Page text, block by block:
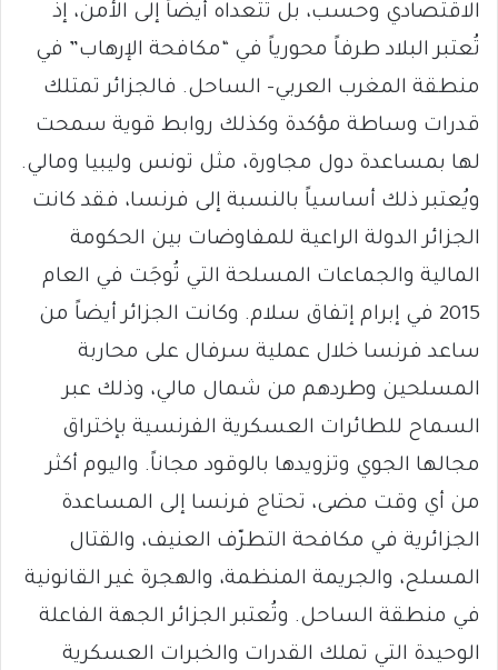
الاقتصادي وحسب، بل تتعداه أيضاً إلى الأمن، إذ
تُعتبر البلاد طرفاً محورياً في “مكافحة الإرهاب” في
منطقة المغرب العربي- الساحل. فالجزائر تمتلك
قدرات وساطة مؤكدة وكذلك روابط قوية سمحت
لها بمساعدة دول مجاورة، مثل تونس وليبيا ومالي.
ويُعتبر ذلك أساسياً بالنسبة إلى فرنسا، فقد كانت
الجزائر الدولة الراعية للمفاوضات بين الحكومة
المالية والجماعات المسلحة التي تُوجَت في العام
2015 في إبرام إتفاق سلام. وكانت الجزائر أيضاً من
ساعد فرنسا خلال عملية سرفال على محاربة
المسلحين وطردهم من شمال مالي، وذلك عبر
السماح للطائرات العسكرية الفرنسية بإختراق
مجالها الجوي وتزويدها بالوقود مجاناً. واليوم أكثر
من أي وقت مضى، تحتاج فرنسا إلى المساعدة
الجزائرية في مكافحة التطرّف العنيف، والقتال
المسلح، والجريمة المنظمة، والهجرة غير القانونية
في منطقة الساحل. وتُعتبر الجزائر الجهة الفاعلة
الوحيدة التي تملك القدرات والخبرات العسكرية